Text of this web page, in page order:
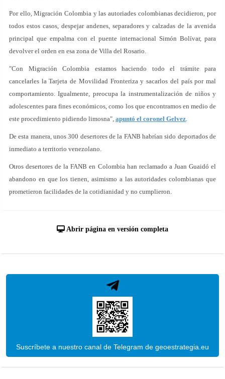
Por ello, Migración Colombia y las autoriades colombianas decidieron, por
todos estos casos, despejar andenes, separadores y calzadas de la avenida
principal que empalma con el puente internacional Simón Bolívar, para
devolver el orden en esa zona de Villa del Rosario.
"Con Migración Colombia estamos haciendo todo el trámite para
cancelarles la Tarjeta de Movilidad Fronteriza y sacarlos del país por mal
comportamiento. Igualmente, preocupa la instrumentalización de niños y
adolescentes para fines económicos, como los que encontramos en medio de
este procedimiento pidiendo limosna", apuntó el coronel Gelvez.
De esta manera, unos 300 desertores de la FANB habrían sido deportados de
inmediato a territorio venezolano.
Otros desertores de la FANB en Colombia han reclamado a Juan Guaidó el
abandono en que los tienen, asimismo a las autoridades colombianas que
prometieron facilidades de la cotidianidad y no cumplieron.
Abrir página en versión completa
Suscríbete a nuestro canal de Telegram de geoestrategia.eu